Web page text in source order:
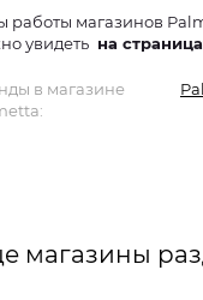
работы магазинов
увидеть на
в магазине
магазины